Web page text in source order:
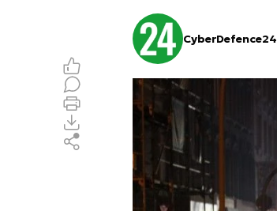
CyberDefence24